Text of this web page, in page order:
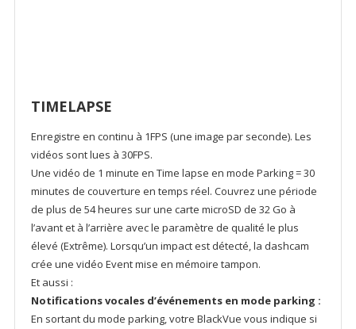
TIMELAPSE
Enregistre en continu à 1FPS (une image par seconde). Les
vidéos sont lues à 30FPS.
Une vidéo de 1 minute en Time lapse en mode Parking = 30
minutes de couverture en temps réel. Couvrez une période
de plus de 54 heures sur une carte microSD de 32 Go à
l’avant et à l’arrière avec le paramètre de qualité le plus
élevé (Extrême). Lorsqu’un impact est détecté, la dashcam
crée une vidéo Event mise en mémoire tampon.
Et aussi :
Notifications vocales d’événements en mode parking :
En sortant du mode parking, votre BlackVue vous indique si